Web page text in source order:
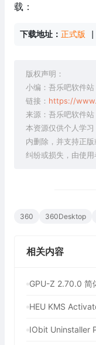
载：
下载地址： 正式版
版权声明：
小编：吾乐吧软件站
链接： https://
来源：吾乐吧软件站
本资源仅供个人学
内删除，并支持正
纠纷或损失，由使用
360 360Desktop
相关内容
GPU-Z 2.70.0 简